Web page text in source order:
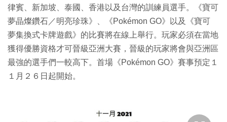
律賓、新加坡、泰國、香港以及台灣的訓練員選手。《寶可
夢晶燦鑽石／明亮珍珠》、《Pokémon GO》以及《寶可
夢集換式卡牌遊戲》的比賽將在線上舉行。玩家必須在當地
獲得優勝資格才可晉級亞洲大賽，晉級的玩家將會與亞洲區
最強的選手們一較高下。首場《Pokémon GO》賽事預定１
１月２６日起開始。